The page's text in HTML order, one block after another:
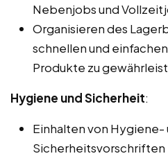
Nebenjobs und
Organisieren des
schnellen und
Produkte zu
Hygiene und Sicherheit:
Einhalten von Hygiene-
Sicherheitsvorschriften